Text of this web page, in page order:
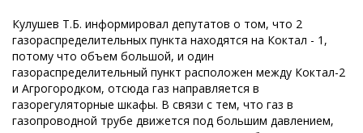
Кулушев Т.Б. информировал депутатов о том, что 2
газораспределительных пункта находятся на Коктал - 1,
потому что объем большой, и один
газораспределительный пункт расположен между Коктал-2
и Агрогородком, отсюда газ направляется в
газорегуляторные шкафы. В связи с тем, что газ в
газопроводной трубе движется под большим давлением,